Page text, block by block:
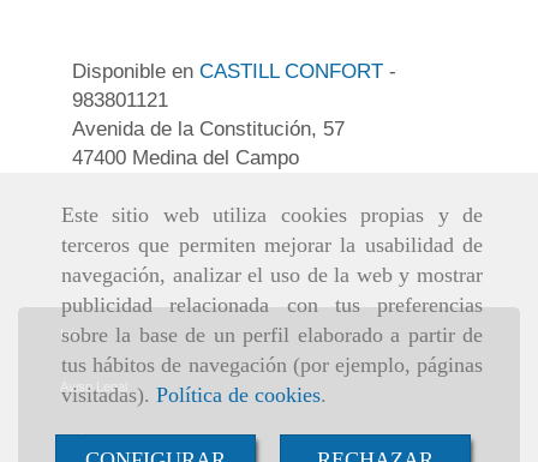
Este sitio web utiliza cookies propias y de
terceros que permiten mejorar la usabilidad de
navegación, analizar el uso de la web y mostrar
publicidad relacionada con tus preferencias
sobre la base de un perfil elaborado a partir de
tus hábitos de navegación (por ejemplo, páginas
visitadas). Política de cookies.
Disponible en CASTILL CONFORT -
983801121
Avenida de la Constitución, 57
47400 Medina del Campo
Inicio
Aviso Legal
Política de cookies